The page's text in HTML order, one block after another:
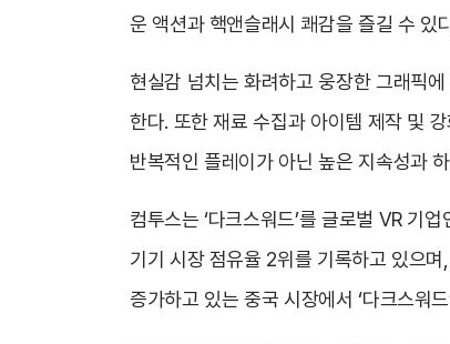
운 액션과 핵앤슬래시 쾌감을 즐길 수 있
현실감 넘치는 화려하고 웅장한 그래픽
한다. 또한 재료 수집과 아이템 제작 및
반복적인 플레이가 아닌 높은 지속성과
컴투스는 ‘다크스워드’를 글로벌 VR 기
기기 시장 점유율 2위를 기록하고 있으
증가하고 있는 중국 시장에서 ‘다크스워